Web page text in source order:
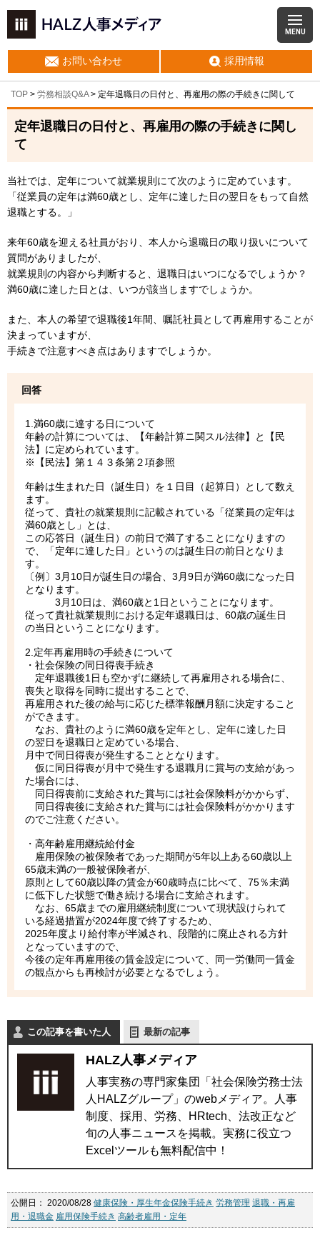
MENU
お問い合わせ 採用情報
TOP > 労務相談Q&A> 定年退職日の日付と、再雇用の際の手続きに関して
定年退職日の日付と、再雇用の際の手続きに関し
て
当社では、定年について就業規則にて次のように定めています。
「従業員の定年は満60歳とし、定年に達した日の翌日をもって自然
退職とする。」
来年60歳を迎える社員がおり、本人から退職日の取り扱いについて
質問がありましたが、
就業規則の内容から判断すると、退職日はいつになるでしょうか？
満60歳に達した日とは、いつが該当しますでしょうか。
また、本人の希望で退職後1年間、嘱託社員として再雇用することが
決まっていますが、
手続きで注意すべき点はありますでしょうか。
回答
1.満60歳に達する日について
年齢の計算については、【年齢計算ニ関スル法律】と【民
法】に定められています。
※【民法】第１４３条第２項参照
年齢は生まれた日（誕生日）を１日目（起算日）として数え
ます。
従って、貴社の就業規則に記載されている「従業員の定年は
満60歳とし」とは、
この応答日（誕生日）の前日で満了することになりますの
で、「定年に達した日」というのは誕生日の前日となりま
す。
〔例〕3月10日が誕生日の場合、3月9日が満60歳になった日
となります。
3月10日は、満60歳と1日ということになります。
従って貴社就業規則における定年退職日は、60歳の誕生日
の当日ということになります。
2.定年再雇用時の手続きについて
・社会保険の同日得喪手続き
定年退職後1日も空かずに継続して再雇用される場合に、
喪失と取得を同時に提出することで、
再雇用された後の給与に応じた標準報酬月額に決定すること
ができます。
なお、貴社のように満60歳を定年とし、定年に達した日
の翌日を退職日と定めている場合、
月中で同日得喪が発生することとなります。
仮に同日得喪が月中で発生する退職月に賞与の支給があっ
た場合には、
同日得喪前に支給された賞与には社会保険料がかからず、
同日得喪後に支給された賞与には社会保険料がかかります
のでご注意ください。
・高年齢雇用継続給付金
雇用保険の被保険者であった期間が5年以上ある60歳以上
65歳未満の一般被保険者が、
原則として60歳以降の賃金が60歳時点に比べて、75％未満
に低下した状態で働き続ける場合に支給されます。
なお、65歳までの雇用継続制度について現状設けられて
いる経過措置が2024年度で終了するため、
2025年度より給付率が半減され、段階的に廃止される方針
となっていますので、
今後の定年再雇用後の賃金設定について、同一労働同一賃金
の観点からも再検討が必要となるでしょう。
この記事を書いた人 最新の記事
HALZ人事メディア
人事実務の専門家集団「社会保険労務士法
人HALZグループ」のwebメディア。人事
制度、採用、労務、HRtech、法改正など
旬の人事ニュースを掲載。実務に役立つ
Excelツールも無料配信中！
公開日： 2020/08/28 健康保険・厚生年金保険手続き 労務管理 退職・再雇
用・退職金 雇用保険手続き 高齢者雇用・定年